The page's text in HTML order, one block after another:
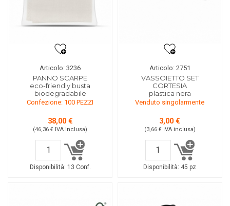
Articolo: 3236
PANNO SCARPE
eco-friendly busta
biodegradabile
Confezione: 100 PEZZI
38,00 €
(46,36 € IVA inclusa)
Disponibilità: 13 Conf.
Articolo: 2751
VASSOIETTO SET
CORTESIA
plastica nera
Venduto singolarmente
3,00 €
(3,66 € IVA inclusa)
Disponibilità: 45 pz